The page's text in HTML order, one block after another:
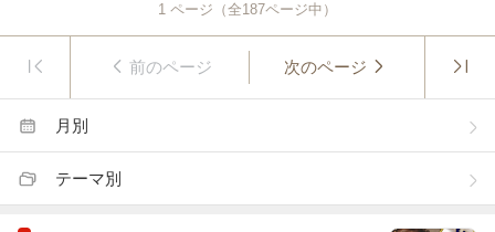
1 ページ（全187ページ中）
前のページ 次のページ
月別
テーマ別